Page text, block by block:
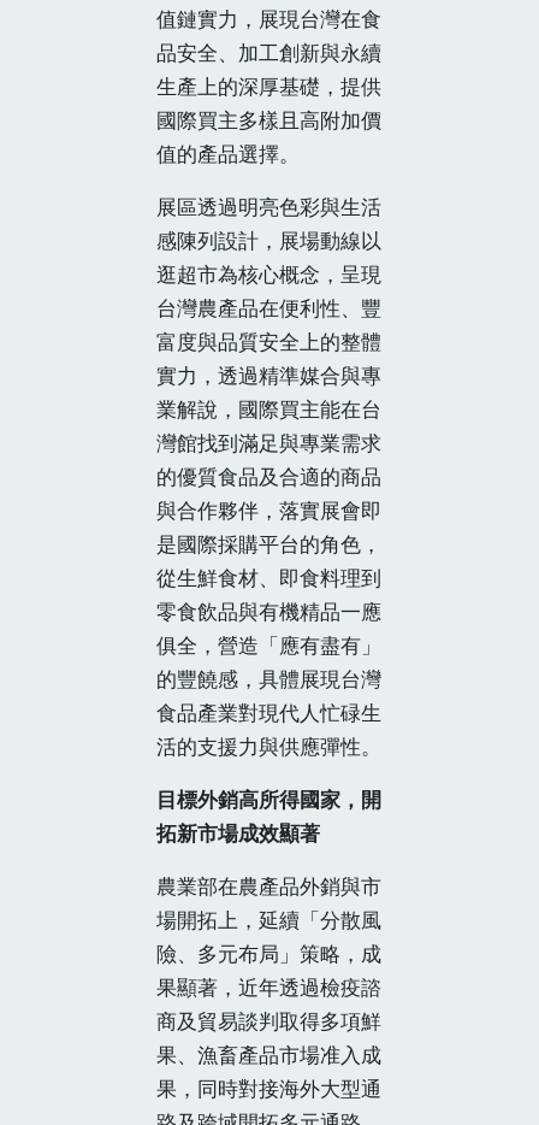
值鏈實力，展現台灣在食
品安全、加工創新與永續
生產上的深厚基礎，提供
國際買主多樣且高附加價
值的產品選擇。
展區透過明亮色彩與生活
感陳列設計，展場動線以
逛超市為核心概念，呈現
台灣農產品在便利性、豐
富度與品質安全上的整體
實力，透過精準媒合與專
業解說，國際買主能在台
灣館找到滿足與專業需求
的優質食品及合適的商品
與合作夥伴，落實展會即
是國際採購平台的角色，
從生鮮食材、即食料理到
零食飲品與有機精品一應
俱全，營造「應有盡有」
的豐饒感，具體展現台灣
食品產業對現代人忙碌生
活的支援力與供應彈性。
目標外銷高所得國家，開
拓新市場成效顯著
農業部在農產品外銷與市
場開拓上，延續「分散風
險、多元布局」策略，成
果顯著，近年透過檢疫諮
商及貿易談判取得多項鮮
果、漁畜產品市場准入成
果，同時對接海外大型通